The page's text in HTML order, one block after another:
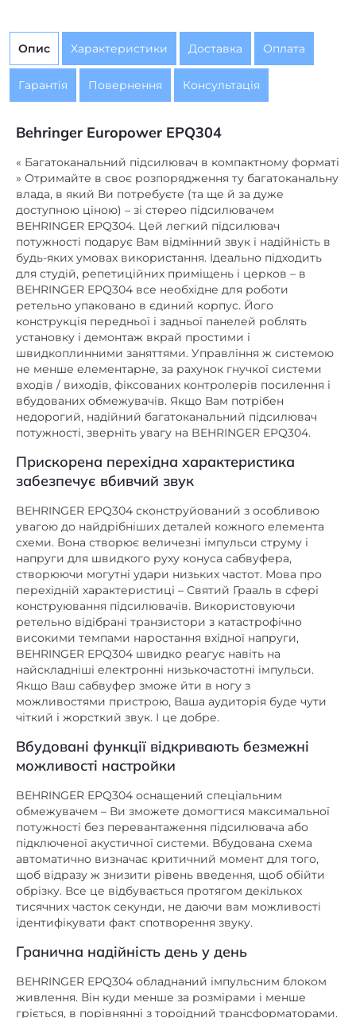
Гарантія Повернення Консультація
Behringer Europower EPQ304
» Отримайте в своє розпорядження ту багатоканальну
влада, в який Ви потребуєте (та ще й за дуже
доступною ціною) – зі стерео підсилювачем
BEHRINGER EPQ304. Цей легкий підсилювач
потужності подарує Вам відмінний звук і надійність в
будь-яких умовах використання. Ідеально підходить
для студій, репетиційних приміщень і церков – в
BEHRINGER EPQ304 все необхідне для роботи
ретельно упаковано в єдиний корпус. Його
конструкція передньої і задньої панелей роблять
установку і демонтаж вкрай простими і
швидкоплинними заняттями. Управління ж системою
не менше елементарне, за рахунок гнучкої системи
входів / виходів, фіксованих контролерів посилення і
вбудованих обмежувачів. Якщо Вам потрібен
недорогий, надійний багатоканальний підсилювач
потужності, зверніть увагу на BEHRINGER EPQ304.
Прискорена перехідна характеристика
забезпечує вбивчий звук
BEHRINGER EPQ304 сконструйований з особливою
увагою до найдрібніших деталей кожного елемента
схеми. Вона створює величезні імпульси струму і
напруги для швидкого руху конуса сабвуфера,
створюючи могутні удари низьких частот. Мова про
перехідній характеристиці – Святий Грааль в сфері
конструювання підсилювачів. Використовуючи
ретельно відібрані транзистори з катастрофічно
високими темпами наростання вхідної напруги,
BEHRINGER EPQ304 швидко реагує навіть на
найскладніші електронні низькочастотні імпульси.
Якщо Ваш сабвуфер зможе йти в ногу з
можливостями пристрою, Ваша аудиторія буде чути
чіткий і жорсткий звук. І це добре.
Вбудовані функції відкривають безмежні
можливості настройки
BEHRINGER EPQ304 оснащений спеціальним
обмежувачем – Ви зможете домогтися максимальної
потужності без перевантаження підсилювача або
підключеної акустичної системи. Вбудована схема
автоматично визначає критичний момент для того,
щоб відразу ж знизити рівень введення, щоб обійти
обрізку. Все це відбувається протягом декількох
тисячних часток секунди, не даючи вам можливості
ідентифікувати факт спотворення звуку.
Гранична надійність день у день
живлення. Він куди менше за розмірами і менше
гріється, в порівнянні з тороідний трансформаторами.
За рахунок його ефективності перемикання режиму
харчування дає більший вихід і кращий відгук.